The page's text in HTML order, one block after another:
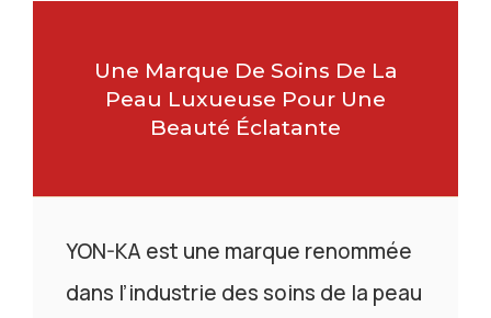
Une Marque De Soins De La
Peau Luxueuse Pour Une
Beauté Éclatante
YON-KA est une marque renommée
dans l’industrie des soins de la peau